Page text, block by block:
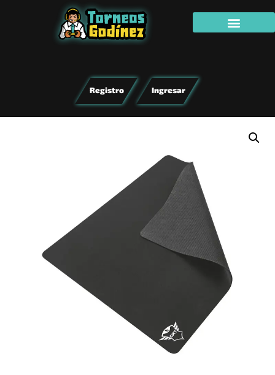
Registro Ingresar